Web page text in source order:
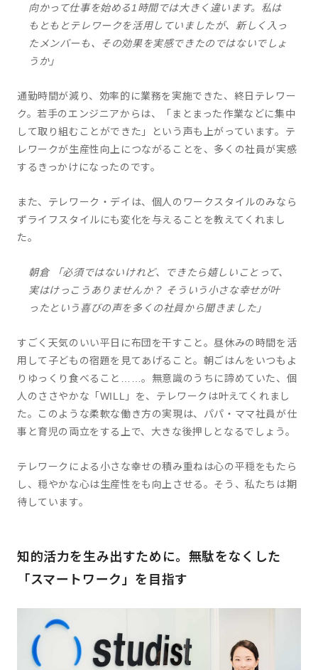
向かって仕事を始める1時間では大きく違います。私は
もともとテレワークを活用していましたが、新しく入っ
たメンバーも、その効果を実感できたのではないでしょ
うか」
通勤時間が減り、効率的に業務を実施できた、終日テレワー
ク。若手のエンジニアからは、「まとまった作業などに集中
して取り組むことができた」という声も上がっています。テ
レワークが生産性向上につながることを、多くの社員が実感
するきっかけになったのです。
また、テレワーク・デイは、個人のワークスタイルのみなら
ずライフスタイルにも変化を与えることを教えてくれまし
た。
朝倉 「必須ではないけれど、できたら嬉しいことって、
実はけっこうありませんか？ そういう小さな幸せが叶
ったという喜びの声を多くの社員から聞きました」
すごく天気のいい平日に布団を干すこと。昼休みの時間を活
用して子どもの宿題を見てあげること。朝ごはんをいつもよ
りゆっくり食べること……。無意識のうちに諦めていた、個
人のささやかな「WILL」を、テレワークは叶えてくれまし
た。このような柔軟な働き方の実現は、パパ・ママ社員が仕
事と育児の両立をする上で、大きな後押しとなるでしょう。
テレワークによる小さな幸せの積み重ねは心の平穏をもたら
し、穏やかな心は生産性をも向上させる。そう、私たちは期
待しています。
知的活力を生み出すために。無駄をなくした
「スマートワーク」を目指す